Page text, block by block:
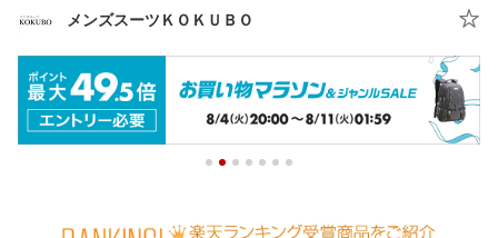
メンズスーツＫＯＫＵＢＯ